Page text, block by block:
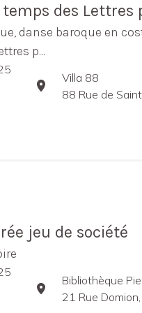
des Lettres
danse baroque en
p...
Villa 88
88 Rue de
jeu de société
Bibliothèque
21 Rue